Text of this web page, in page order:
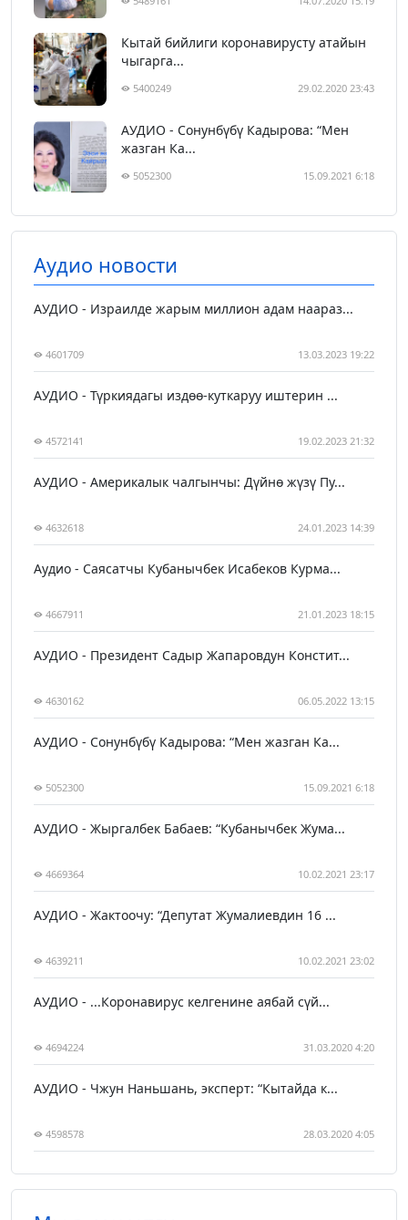
Кытай бийлиги коронавирусту атайын
чыгарга...
5400249 29.02.2020 23:43
АУДИО - Сонунбүбү Кадырова: “Мен
жазган Ка...
5052300 15.09.2021 6:18
Аудио новости
АУДИО - Израилде жарым миллион адам наараз...
4601709 13.03.2023 19:22
АУДИО - Түркиядагы издөө-куткаруу иштерин ...
4572141 19.02.2023 21:32
АУДИО - Америкалык чалгынчы: Дүйнө жүзү Пу...
4632618 24.01.2023 14:39
Аудио - Саясатчы Кубанычбек Исабеков Курма...
4667911 21.01.2023 18:15
АУДИО - Президент Садыр Жапаровдун Констит...
4630162 06.05.2022 13:15
АУДИО - Сонунбүбү Кадырова: “Мен жазган Ка...
5052300 15.09.2021 6:18
АУДИО - Жыргалбек Бабаев: “Кубанычбек Жума...
4669364 10.02.2021 23:17
АУДИО - Жактоочу: “Депутат Жумалиевдин 16 ...
4639211 10.02.2021 23:02
АУДИО - ...Коронавирус келгенине аябай сүй...
4694224 31.03.2020 4:20
АУДИО - Чжун Наньшань, эксперт: “Кытайда к...
4598578 28.03.2020 4:05